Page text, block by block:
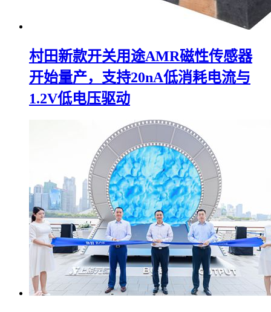
村田新款开关用途AMR磁性传感器
开始量产，支持20nA低消耗电流与
1.2V低电压驱动